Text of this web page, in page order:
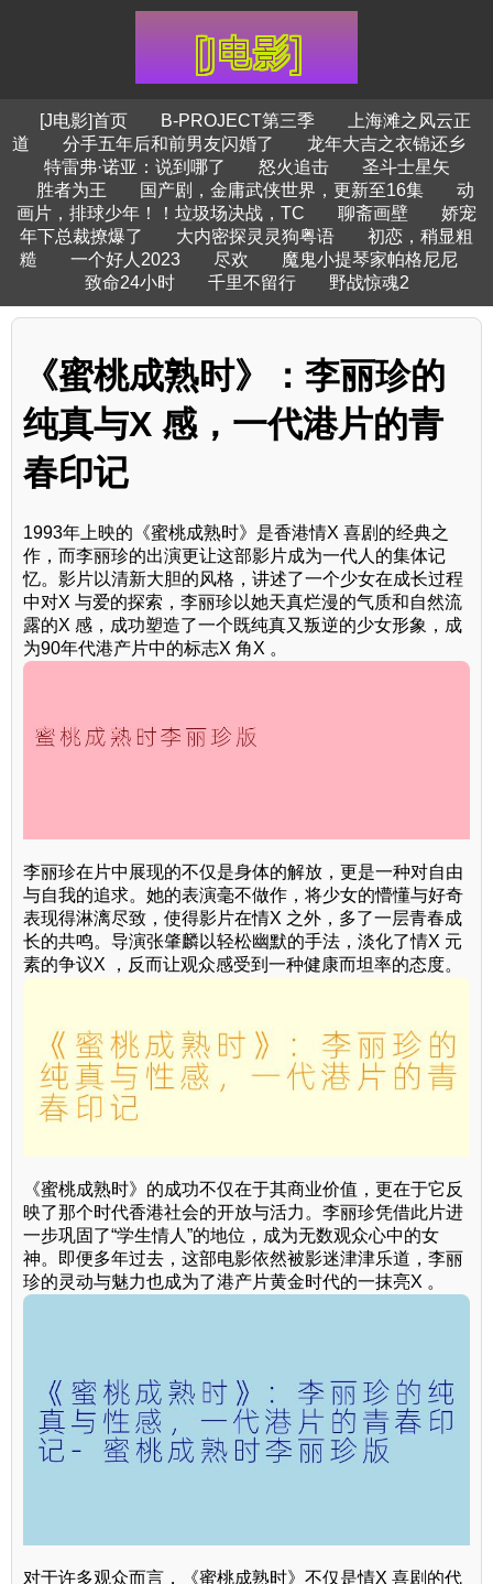
[J电影]首页 B-PROJECT第三季
上海滩之风云正
道
分手五年后和前男友闪婚了
龙年大吉之衣锦还乡
特雷弗·诺亚：说到哪了
怒火追击
圣斗士星矢
胜者为王
国产剧，金庸武侠世界，更新至16集
动
画片，排球少年！！垃圾场决战，TC
聊斋画壁
娇宠
年下总裁撩爆了
大内密探灵灵狗粤语
初恋，稍显粗
糙
一个好人2023 尽欢
魔鬼小提琴家帕格尼尼
致命24小时
千里不留行 野战惊魂2
《蜜桃成熟时》：李丽珍的
纯真与X 感，一代港片的青
春印记
1993年上映的《蜜桃成熟时》是香港情X 喜剧的经典之
作，而李丽珍的出演更让这部影片成为一代人的集体记
忆。影片以清新大胆的风格，讲述了一个少女在成长过程
中对X 与爱的探索，李丽珍以她天真烂漫的气质和自然流
露的X 感，成功塑造了一个既纯真又叛逆的少女形象，成
为90年代港产片中的标志X 角X 。
李丽珍在片中展现的不仅是身体的解放，更是一种对自由
与自我的追求。她的表演毫不做作，将少女的懵懂与好奇
表现得淋漓尽致，使得影片在情X 之外，多了一层青春成
长的共鸣。导演张肇麟以轻松幽默的手法，淡化了情X 元
素的争议X ，反而让观众感受到一种健康而坦率的态度。
《蜜桃成熟时》的成功不仅在于其商业价值，更在于它反
映了那个时代香港社会的开放与活力。李丽珍凭借此片进
一步巩固了“学生情人”的地位，成为无数观众心中的女
神。即便多年过去，这部电影依然被影迷津津乐道，李丽
珍的灵动与魅力也成为了港产片黄金时代的一抹亮X 。
对于许多观众而言，《蜜桃成熟时》不仅是情X 喜剧的代